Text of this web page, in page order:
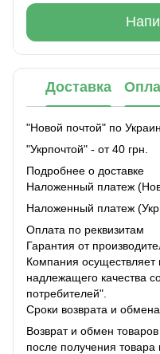
Доставка
"Новой почтой" по
"Укрпочтой" - от 40 грн.
Подробнее о доставке
Наложенный платеж
Наложенный платеж
Оплата по реквизитам
Гарантия от
Компания осуществляет
надлежащего качества
потребителей".
Сроки возврата и обмена
Возврат и обмен
после получения товара